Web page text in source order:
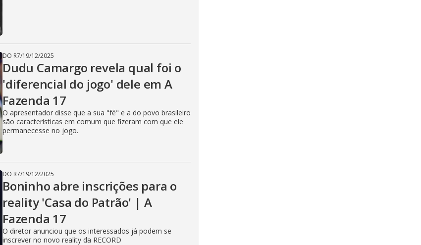
DO R7/19/12/2025
Dudu Camargo revela qual foi o
'diferencial do jogo' dele em A
Fazenda 17
O apresentador disse que a sua "fé" e a do povo brasileiro
são características em comum que fizeram com que ele
permanecesse no jogo.
DO R7/19/12/2025
Boninho abre inscrições para o
reality 'Casa do Patrão' | A
Fazenda 17
O diretor anunciou que os interessados já podem se
inscrever no novo reality da RECORD